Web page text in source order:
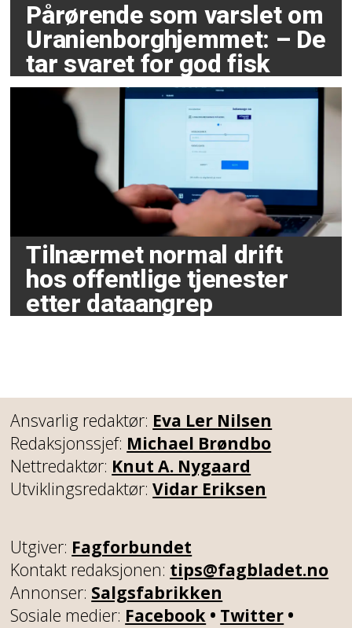
Pårørende som varslet om
Uranienborghjemmet: – De
tar svaret for god fisk
Tilnærmet normal drift
hos offentlige tjenester
etter dataangrep
Ansvarlig redaktør: Eva Ler Nilsen
Redaksjonssjef: Michael Brøndbo
Nettredaktør: Knut A. Nygaard
Utviklingsredaktør:Vidar Eriksen
Utgiver: Fagforbundet
Kontakt redaksjonen: tips@fagbladet.no
Annonser: Salgsfabrikken
Sosiale medier: Facebook • Twitter •